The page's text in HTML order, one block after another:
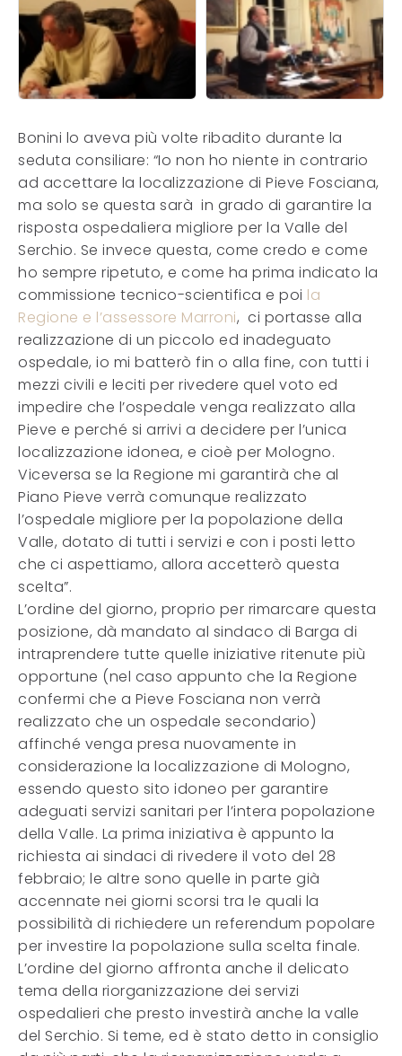
Bonini lo aveva più volte ribadito durante la
seduta consiliare: “Io non ho niente in contrario
ad accettare la localizzazione di Pieve Fosciana,
ma solo se questa sarà in grado di garantire la
risposta ospedaliera migliore per la Valle del
Serchio. Se invece questa, come credo e come
ho sempre ripetuto, e come ha prima indicato la
commissione tecnico-scientifica e poi la
Regione e l’assessore Marroni, ci portasse alla
realizzazione di un piccolo ed inadeguato
ospedale, io mi batterò fin o alla fine, con tutti i
mezzi civili e leciti per rivedere quel voto ed
impedire che l’ospedale venga realizzato alla
Pieve e perché si arrivi a decidere per l’unica
localizzazione idonea, e cioè per Mologno.
Viceversa se la Regione mi garantirà che al
Piano Pieve verrà comunque realizzato
l’ospedale migliore per la popolazione della
Valle, dotato di tutti i servizi e con i posti letto
che ci aspettiamo, allora accetterò questa
scelta”.
L’ordine del giorno, proprio per rimarcare questa
posizione, dà mandato al sindaco di Barga di
intraprendere tutte quelle iniziative ritenute più
opportune (nel caso appunto che la Regione
confermi che a Pieve Fosciana non verrà
realizzato che un ospedale secondario)
affinché venga presa nuovamente in
considerazione la localizzazione di Mologno,
essendo questo sito idoneo per garantire
adeguati servizi sanitari per l’intera popolazione
della Valle. La prima iniziativa è appunto la
richiesta ai sindaci di rivedere il voto del 28
febbraio; le altre sono quelle in parte già
accennate nei giorni scorsi tra le quali la
possibilità di richiedere un referendum popolare
per investire la popolazione sulla scelta finale.
L’ordine del giorno affronta anche il delicato
tema della riorganizzazione dei servizi
ospedalieri che presto investirà anche la valle
del Serchio. Si teme, ed è stato detto in consiglio